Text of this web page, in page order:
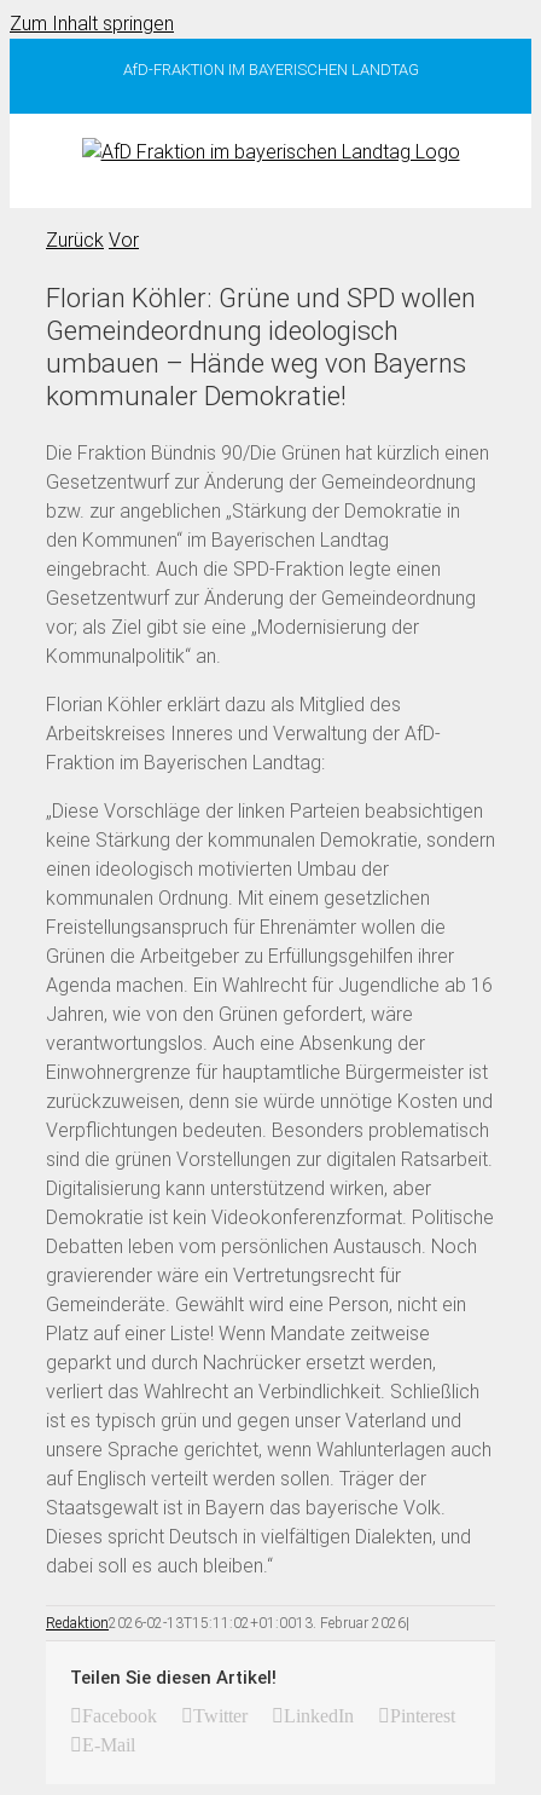
Zum Inhalt springen
AfD-FRAKTION IM BAYERISCHEN LANDTAG
Zurück Vor
Florian Köhler: Grüne und SPD wollen
Gemeindeordnung ideologisch
umbauen – Hände weg von Bayerns
kommunaler Demokratie!
Die Fraktion Bündnis 90/Die Grünen hat kürzlich einen
Gesetzentwurf zur Änderung der Gemeindeordnung
bzw. zur angeblichen „Stärkung der Demokratie in
den Kommunen“ im Bayerischen Landtag
eingebracht. Auch die SPD-Fraktion legte einen
Gesetzentwurf zur Änderung der Gemeindeordnung
vor; als Ziel gibt sie eine „Modernisierung der
Kommunalpolitik“ an.
Florian Köhler erklärt dazu als Mitglied des
Arbeitskreises Inneres und Verwaltung der AfD-
Fraktion im Bayerischen Landtag:
„Diese Vorschläge der linken Parteien beabsichtigen
keine Stärkung der kommunalen Demokratie, sondern
einen ideologisch motivierten Umbau der
kommunalen Ordnung. Mit einem gesetzlichen
Freistellungsanspruch für Ehrenämter wollen die
Grünen die Arbeitgeber zu Erfüllungsgehilfen ihrer
Agenda machen. Ein Wahlrecht für Jugendliche ab 16
Jahren, wie von den Grünen gefordert, wäre
verantwortungslos. Auch eine Absenkung der
Einwohnergrenze für hauptamtliche Bürgermeister ist
zurückzuweisen, denn sie würde unnötige Kosten und
Verpflichtungen bedeuten. Besonders problematisch
sind die grünen Vorstellungen zur digitalen Ratsarbeit.
Digitalisierung kann unterstützend wirken, aber
Demokratie ist kein Videokonferenzformat. Politische
Debatten leben vom persönlichen Austausch. Noch
gravierender wäre ein Vertretungsrecht für
Gemeinderäte. Gewählt wird eine Person, nicht ein
Platz auf einer Liste! Wenn Mandate zeitweise
geparkt und durch Nachrücker ersetzt werden,
verliert das Wahlrecht an Verbindlichkeit. Schließlich
ist es typisch grün und gegen unser Vaterland und
unsere Sprache gerichtet, wenn Wahlunterlagen auch
auf Englisch verteilt werden sollen. Träger der
Staatsgewalt ist in Bayern das bayerische Volk.
Dieses spricht Deutsch in vielfältigen Dialekten, und
dabei soll es auch bleiben.“
Redaktion2026-02-13T15:11:02+01:0013. Februar 2026|
Teilen Sie diesen Artikel!
Facebook Twitter LinkedIn
Pinterest
E-Mail